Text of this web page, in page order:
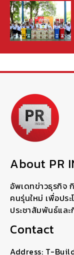
About PR
อัพเดทข่าวธุรกิจ
คนรุ่นใหม่ เพื่อปร
ประชาสัมพันธ์แล
Contact
Address: T-